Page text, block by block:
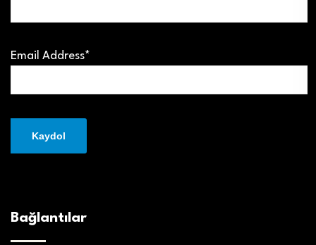
Email Address*
Bağlantılar